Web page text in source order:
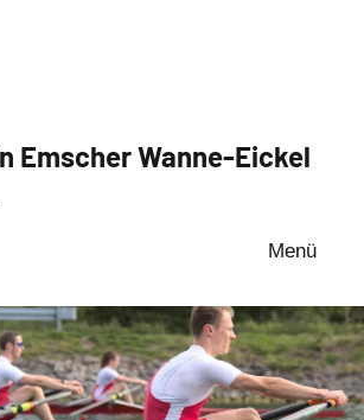
Emscher Wanne-Eickel
Menü